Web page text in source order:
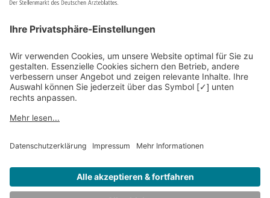
Kontakt
Datenschutz
Newsletter